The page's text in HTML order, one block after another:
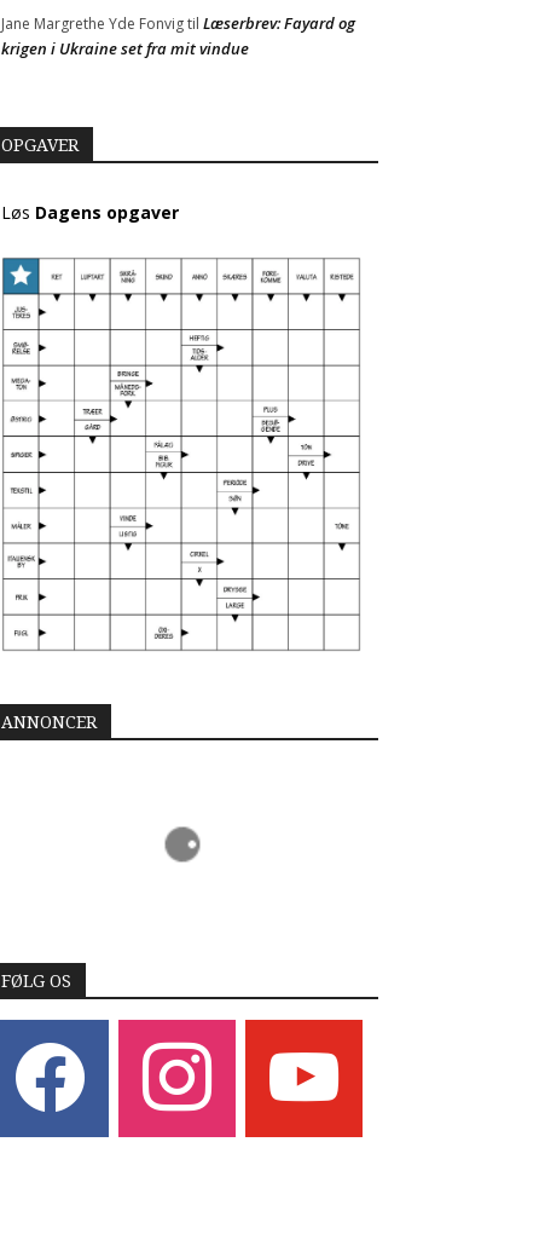
Jane Margrethe Yde Fonvigtil Læserbrev: Fayard og
krigen i Ukraine set fra mit vindue
OPGAVER
Løs Dagens opgaver
ANNONCER
FØLG OS
instagram